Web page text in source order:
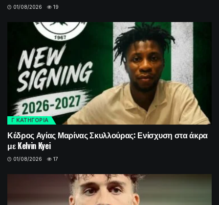
01/08/2026 19
Γ ΚΑΤΗΓΟΡΙΑ
Κέδρος Αγίας Μαρίνας Σκυλλούρας: Ενίσχυση στα άκρα
με Kelvin Kyei
01/08/2026 17